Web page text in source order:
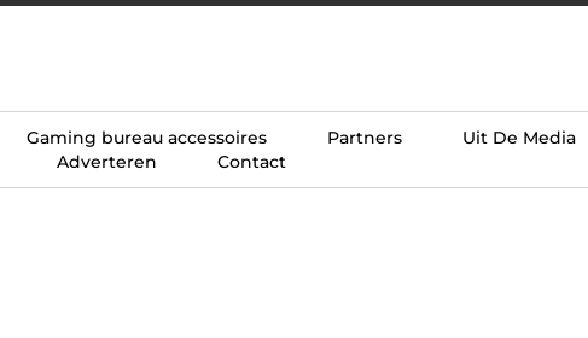
Gaming bureau accessoires Partners Uit De Media
Adverteren
Contact